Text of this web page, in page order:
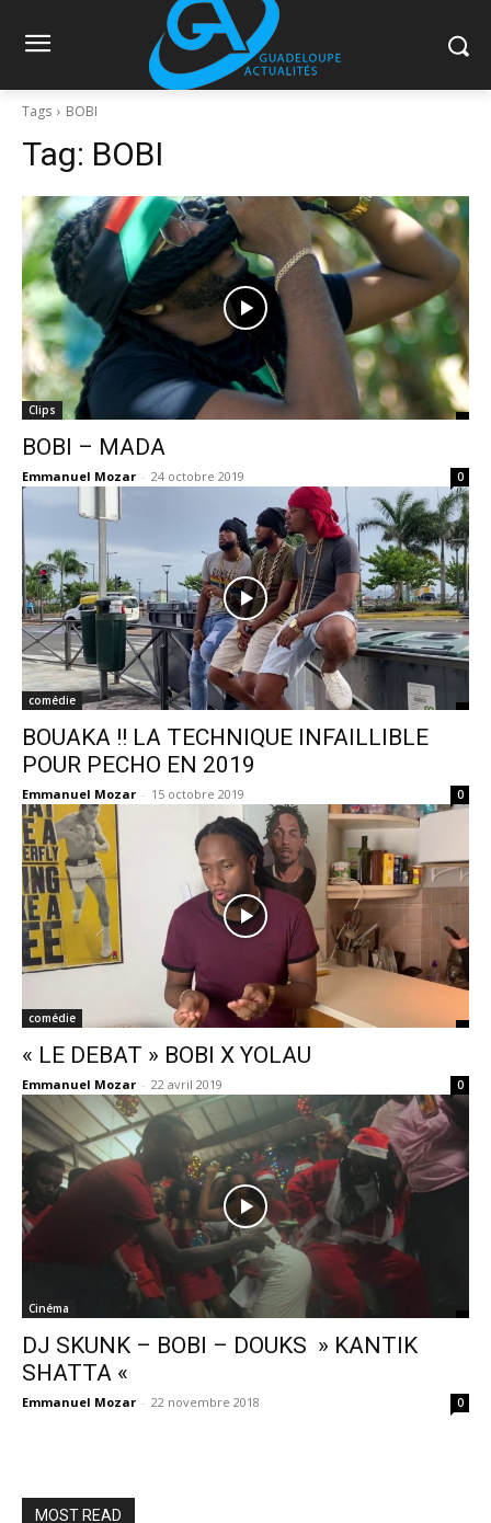
Tags BOBI
Tag: BOBI
Clips
BOBI – MADA
Emmanuel Mozar - 24 octobre 2019 0
comédie
BOUAKA !! LA TECHNIQUE INFAILLIBLE
POUR PECHO EN 2019
Emmanuel Mozar - 15 octobre 2019 0
comédie
« LE DEBAT » BOBI X YOLAU
Emmanuel Mozar - 22 avril 2019 0
Cinéma
DJ SKUNK – BOBI – DOUKS » KANTIK
SHATTA «
Emmanuel Mozar - 22 novembre 2018 0
MOST READ